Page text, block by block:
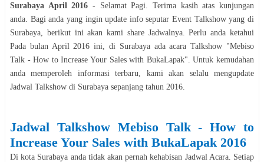
Surabaya April 2016 - SelamatPagi . Terima kasih atas kunjungan
anda. Bagi anda yang ingin update info seputar Event Talkshowyang di
Surabaya , berikut ini akan kami share Jadwalnya. Perlu anda ketahui
Pada bulan April 2016 ini, di Surabayaada acaraTalkshow "Mebiso
Talk - How to Increase Your Sales with BukaLapak". Untuk kemudahan
anda memperoleh informasi terbaru, kami akan selalu mengupdate
Jadwal Talkshow di Surabaya sepanjang tahun 2016
Jadwal Talkshow Mebiso Talk - How to
Increase Your Sales with BukaLapak 2016
Di kota Surabaya anda tidak akan pernah kehabisan Jadwal Acara. Setiap